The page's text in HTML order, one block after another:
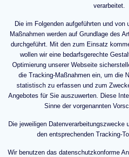
verarbeitet.
Die im Folgenden aufgeführten und
Maßnahmen werden auf Grundlage des
durchgeführt. Mit den zum Einsatz
wollen wir eine bedarfsgerechte
Optimierung unserer Webseite
die Tracking-Maßnahmen ein, um die
statistisch zu erfassen und zum
Angebotes für Sie auszuwerten. Diese
Sinne der vorgenannten
Die jeweiligen Datenverarbeitungszwecke
den entsprechenden Tracking-
Wir benutzen das datenschutzkonforme